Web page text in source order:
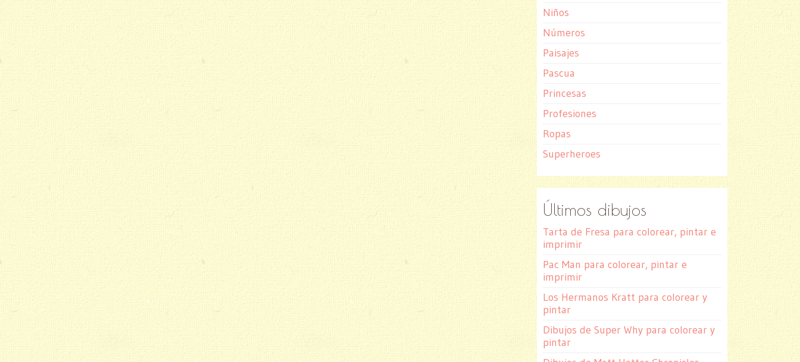
Niños
Números
Paisajes
Pascua
Princesas
Profesiones
Ropas
Superheroes
Últimos dibujos
Tarta de Fresa para colorear, pintar e
imprimir
Pac Man para colorear, pintar e
imprimir
Los Hermanos Kratt para colorear y
pintar
Dibujos de Super Why para colorear y
pintar